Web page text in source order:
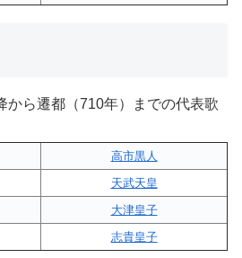
から遷都（710年）までの代表歌
高市黒人
天武天皇
大津皇子
志貴皇子